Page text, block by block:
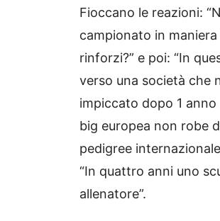
Fioccano le reazioni:
campionato in
rinforzi?” e poi: “In
verso una società che
impiccato dopo 1 anno
big europea non robe
pedigree
“In quattro anni uno
allenatore”.